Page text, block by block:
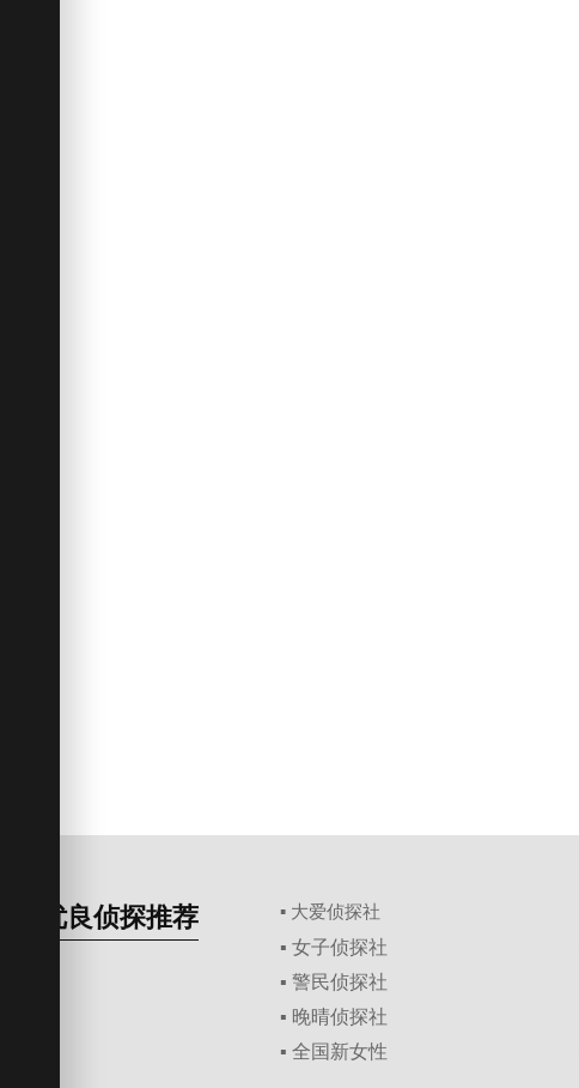
优良侦探推荐 ▪ 大爱侦探社
▪ 女子侦探社
▪ 警民侦探社
▪ 晚晴侦探社
▪ 全国新女性